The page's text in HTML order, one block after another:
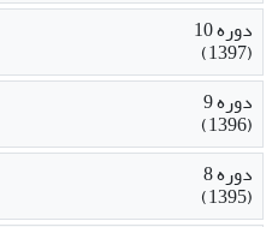
دوره 10
(1397)
دوره 9
(1396)
دوره 8
(1395)